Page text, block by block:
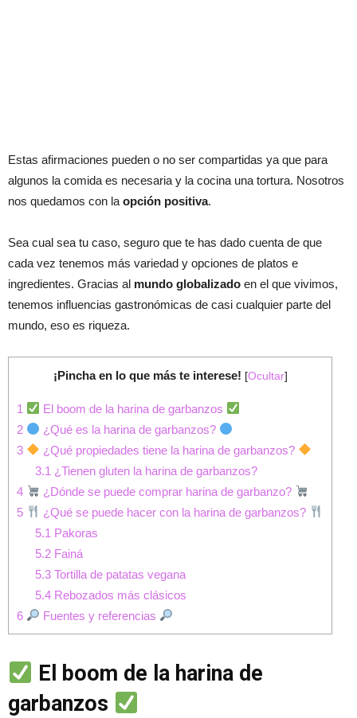
Estas afirmaciones pueden o no ser compartidas ya que para
algunos la comida es necesaria y la cocina una tortura. Nosotros
nos quedamos con la opción positiva.
Sea cual sea tu caso, seguro que te has dado cuenta de que
cada vez tenemos más variedad y opciones de platos e
ingredientes. Gracias al mundo globalizado en el que vivimos,
tenemos influencias gastronómicas de casi cualquier parte del
mundo, eso es riqueza.
¡Pincha en lo que más te interese! [Ocultar]
1
El boom de la harina de garbanzos
2
¿Qué es la harina de garbanzos?
3
¿Qué propiedades tiene la harina de garbanzos?
3.1 ¿Tienen gluten la harina de garbanzos?
4
¿Dónde se puede comprar harina de garbanzo?
5
¿Qué se puede hacer con la harina de garbanzos?
5.1 Pakoras
5.2Fainá
5.3Tortilla de patatas vegana
5.4Rebozados más clásicos
6
Fuentes y referencias
El boom de la harina de
garbanzos